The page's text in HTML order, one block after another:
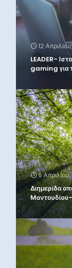
12
LEADER-
gaming για
6
Διημερίδα